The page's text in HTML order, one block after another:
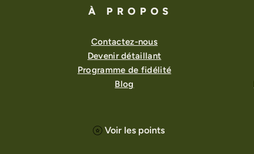
À PROPOS
Contactez-nous
Devenir détaillant
Programme de fidélité
Blog
Voir les points